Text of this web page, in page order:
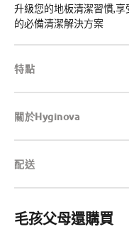
升級您的地板清潔習慣,
的必備清潔解決方案
特點
關於Hyginova
配送
毛孩父母還購買